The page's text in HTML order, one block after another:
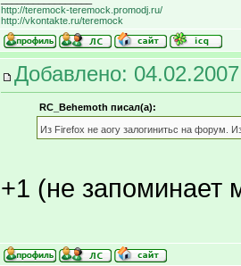
http://teremock-teremock.promodj.ru/
http://vkontakte.ru/teremock
Добавлено:
RC_Behemoth писал(а):
Из Firefox не аогу залогинитьс на форум.
+1 (не запоминает